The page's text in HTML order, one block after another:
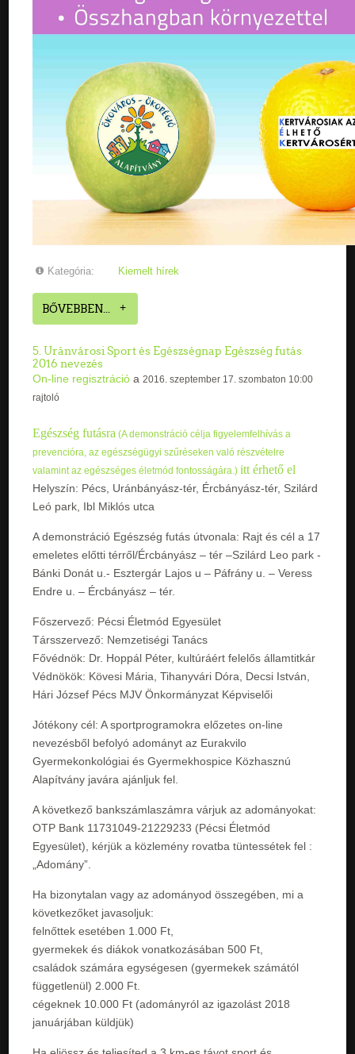
Kategória: Kiemelt hírek
BŐVEBBEN...
5. Uránvárosi Sport és Egészségnap Egészség futás
2016 nevezés
On-line regisztráció a2016. szeptember 17. szombaton 10:00
rajtoló
Egészség futásra (A demonstráció célja figyelemfelhívás a
prevencióra, az egészségügyi szűréseken való részvételre
valamint az egészséges életmód fontosságára.)itt érhető el
Helyszín: Pécs, Uránbányász-tér, Ércbányász-tér, Szilárd
Leó park, Ibl Miklós utca
A demonstráció Egészség futás útvonala: Rajt és cél a 17
emeletes előtti térről/Ércbányász – tér –Szilárd Leo park -
Bánki Donát u.- Esztergár Lajos u – Páfrány u. – Veress
Endre u. – Ércbányász – tér.
Főszervező: Pécsi Életmód Egyesület
Társszervező: Nemzetiségi Tanács
Fővédnök: Dr. Hoppál Péter, kultúráért felelős államtitkár
Védnökök: Kövesi Mária, Tihanyvári Dóra, Decsi István,
Hári József Pécs MJV Önkormányzat Képviselői
Jótékony cél: A sportprogramokra előzetes on-line
nevezésből befolyó adományt az Eurakvilo
Gyermekonkológiai és Gyermekhospice Közhasznú
Alapítvány javára ajánljuk fel.
A következő bankszámlaszámra várjuk az adományokat:
OTP Bank 11731049-21229233 (Pécsi Életmód
Egyesület), kérjük a közlemény rovatba tüntessétek fel :
„Adomány”.
Ha bizonytalan vagy az adományod összegében, mi a
következőket javasoljuk:
felnőttek esetében 1.000 Ft,
gyermekek és diákok vonatkozásában 500 Ft,
családok számára egységesen (gyermekek számától
függetlenül) 2.000 Ft.
cégeknek 10.000 Ft (adományról az igazolást 2018
januárjában küldjük)